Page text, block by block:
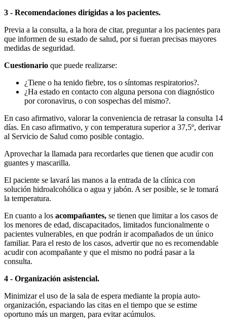
3 - Recomendaciones dirigidas a los pacientes.
Previa a la consulta, a la hora de citar, preguntar a los pacientes para
que informen de su estado de salud, por si fueran precisas mayores
medidas de seguridad.
Cuestionario que puede realizarse:
¿Tiene o ha tenido fiebre, tos o síntomas respiratorios?.
¿Ha estado en contacto con alguna persona con diagnóstico
por coronavirus, o con sospechas del mismo?.
En caso afirmativo, valorar la conveniencia de retrasar la consulta 14
días. En caso afirmativo, y con temperatura superior a 37,5º, derivar
al Servicio de Salud como posible contagio.
Aprovechar la llamada para recordarles que tienen que acudir con
guantes y mascarilla.
El paciente se lavará las manos a la entrada de la clínica con
solución hidroalcohólica o agua y jabón. A ser posible, se le tomará
la temperatura.
En cuanto a los acompañantes, se tienen que limitar a los casos de
los menores de edad, discapacitados, limitados funcionalmente o
pacientes vulnerables, en que podrán ir acompañados de un único
familiar. Para el resto de los casos, advertir que no es recomendable
acudir con acompañante y que el mismo no podrá pasar a la
consulta.
4 - Organización asistencial.
Minimizar el uso de la sala de espera mediante la propia auto-
organización, espaciando las citas en el tiempo que se estime
oportuno más un margen, para evitar acúmulos.